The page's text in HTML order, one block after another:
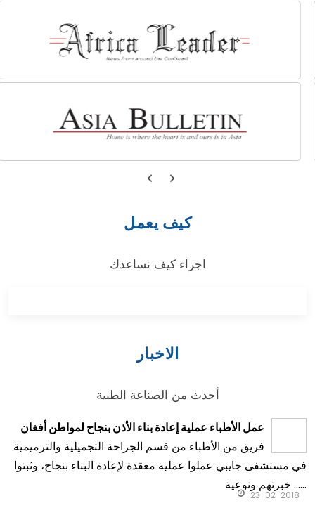
كيف يعمل
اجراء كيف نساعدك
الاخبار
أحدث من الصناعة الطبية
عمل الأطباء عملية إعادة بناء الأذن بنجاح لمواطن أفغان
فريق من الأطباء من قسم الجراحة التجميلية والترميمية
في مستشفى جايبي عملوا عملية معقدة لإعادة البناء بنجاح، وثبتوا
خبرتهم ونوعية ......
23-02-2018